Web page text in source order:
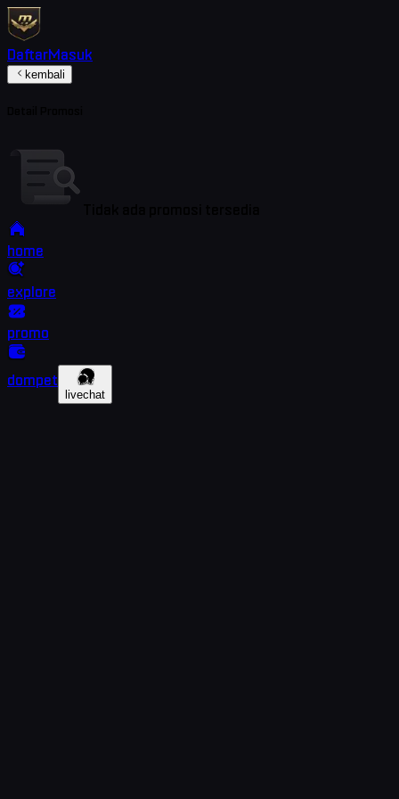
DaftarMasuk
kembali
home
explore
promo
dompet
livechat